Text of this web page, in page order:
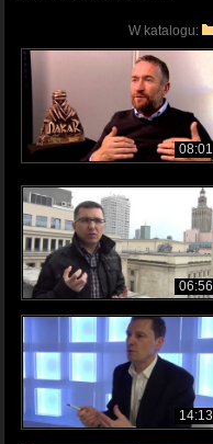
W katalogu:
08:01
06:56
14:13